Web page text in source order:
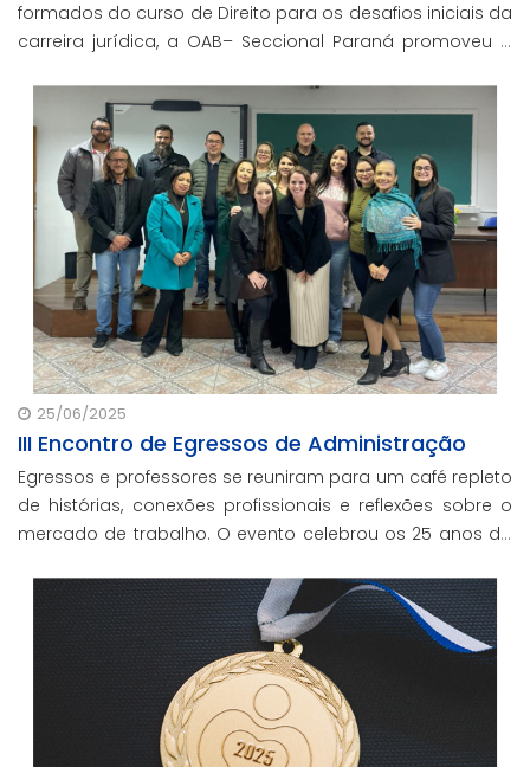
formados do curso de Direito para os desafios iniciais da
carreira jurídica, a OAB– Seccional Paraná promoveu a
25/06/2025
III Encontro de Egressos de Administração
Egressos e professores se reuniram para um café repleto
de histórias, conexões profissionais e reflexões sobre o
mercado de trabalho. O evento celebrou os 25 anos da
lançamento dos cursos semipresenciais pion